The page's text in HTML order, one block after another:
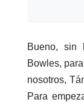
Bueno, sin
Bowles,
nosotros,
Para